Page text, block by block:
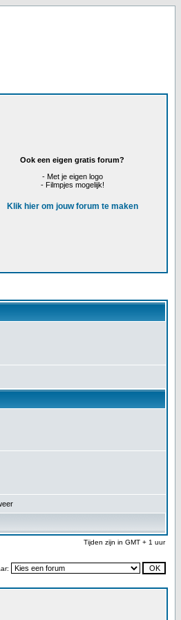
Ook een eigen gratis forum?
- Met je eigen logo
- Filmpjes mogelijk!
Klik hier om jouw forum te maken
Tijden zijn in GMT + 1 uur